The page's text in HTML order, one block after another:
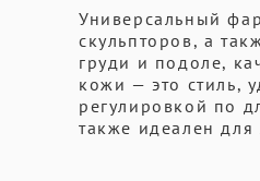
Универсальный
скульпторов, а
груди и подоле,
кожи — это стиль,
регулировкой по
также идеален